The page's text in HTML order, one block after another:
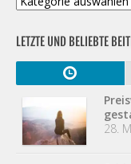
LETZTE UND BELIEBTE
28.